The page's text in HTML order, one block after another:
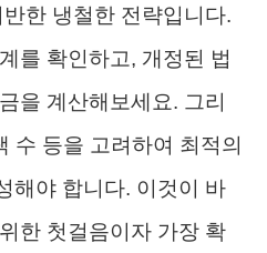
한 냉철한 전략입니다.
를 확인하고, 개정된 법
을 계산해보세요. 그리
수 등을 고려하여 최적의
해야 합니다. 이것이 바
한 첫걸음이자 가장 확